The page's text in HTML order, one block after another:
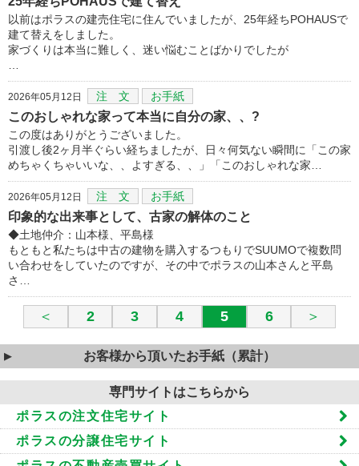
以前はポラスの建売住宅に住んでいましたが、25年経ちPOHAUSで
建て替えをしました。
家づくりは本当に難しく、迷い悩むことばかりでしたが
2026年05月12日 注 文 お手紙
このおしゃれな家って本当に自分の家、、?
この度はありがとうございました。
引渡し後2ヶ月半ぐらい経ちましたが、日々何気ない瞬間に「この家
めちゃくちゃいいな、、よすぎる、、」「このおしゃれな家…
2026年05月12日 注 文 お手紙
印象的な出来事として、古家の解体のこと
◆土地仲介：山本様、平島様
もともと私たちは中古の建物を購入するつもりでSUUMOで複数問
い合わせをしていたのですが、その中でポラスの山本さんと平島
さ…
＜ 2 3 4 5 6 ＞
お客様から頂いたお手紙（累計）
専門サイトはこちらから
ポラスの注文住宅サイト
ポラスの分譲住宅サイト